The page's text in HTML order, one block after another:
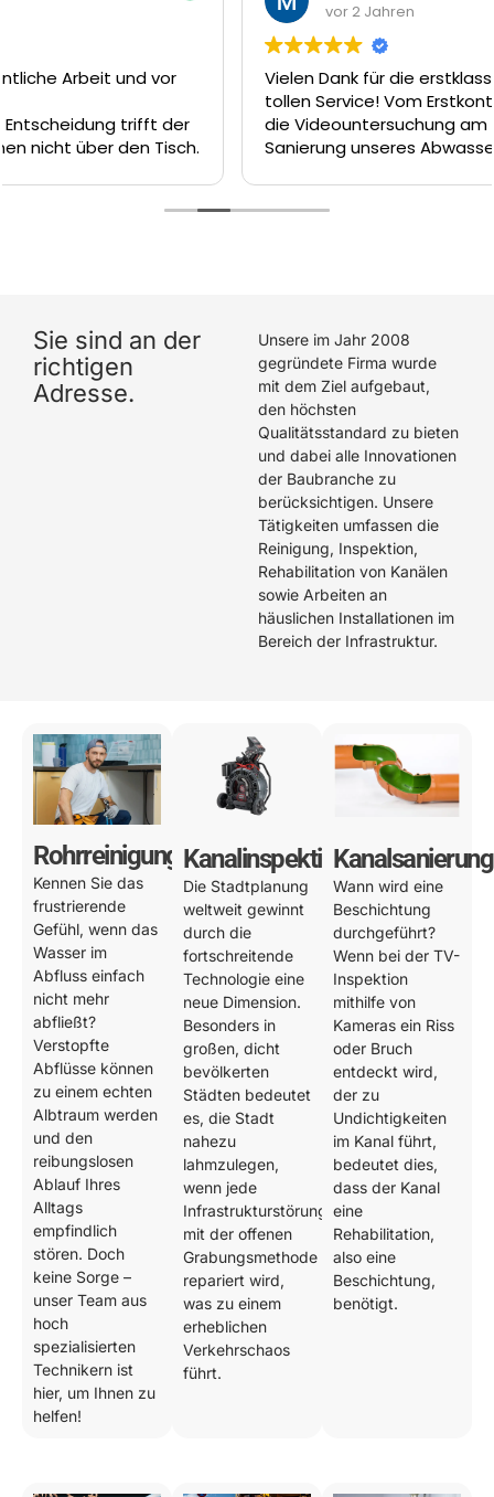
Vielen Dank für die erstklassige Arbeit und den
tollen Service! Vom Erstkontakt am Telefon, über
die Videountersuchung am nächsten Tag und die
Sanierung unseres Abwasserkanal dank Inliner-
Technik am Tag darauf hätte es nicht besser
hat eine hervorragende Arbeit geleistet. Wir können
Sie sind an der
richtigen
Adresse.
Unsere im Jahr 2008
gegründete Firma wurde
mit dem Ziel aufgebaut,
den höchsten
Qualitätsstandard zu bieten
und dabei alle Innovationen
der Baubranche zu
berücksichtigen. Unsere
Tätigkeiten umfassen die
Reinigung, Inspektion,
Rehabilitation von Kanälen
sowie Arbeiten an
häuslichen Installationen im
Bereich der Infrastruktur.
Rohrreinigung
Kennen Sie das
frustrierende
Gefühl, wenn das
Wasser im
Abfluss einfach
nicht mehr
abfließt?
Verstopfte
Abflüsse können
zu einem echten
Albtraum werden
und den
reibungslosen
Ablauf Ihres
Alltags
empfindlich
stören. Doch
keine Sorge –
unser Team aus
hoch
spezialisierten
Technikern ist
hier, um Ihnen zu
helfen!
Kanalinspektion
Die Stadtplanung
weltweit gewinnt
durch die
fortschreitende
Technologie eine
neue Dimension.
Besonders in
großen, dicht
bevölkerten
Städten bedeutet
es, die Stadt
nahezu
lahmzulegen,
wenn jede
Infrastrukturstörung
mit der offenen
Grabungsmethode
repariert wird,
was zu einem
erheblichen
Verkehrschaos
führt.
Kanalsanierung
Wann wird eine
Beschichtung
durchgeführt?
Wenn bei der TV-
Inspektion
mithilfe von
Kameras ein Riss
oder Bruch
entdeckt wird,
der zu
Undichtigkeiten
im Kanal führt,
bedeutet dies,
dass der Kanal
eine
Rehabilitation,
also eine
Beschichtung,
benötigt.